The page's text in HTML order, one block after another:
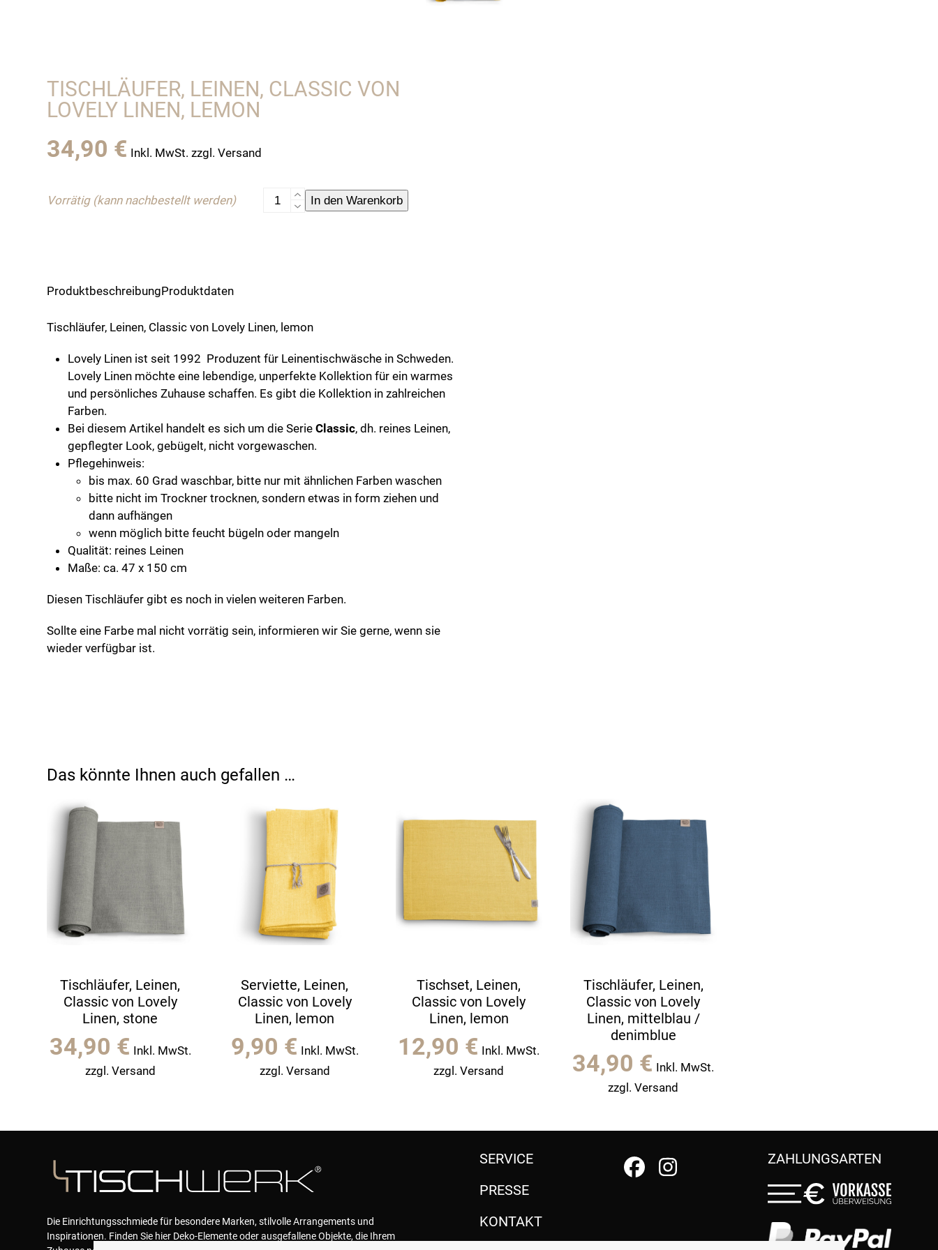
TISCHLÄUFER, LEINEN, CLASSIC VON
LOVELY LINEN, LEMON
34,90 € Inkl. MwSt. zzgl. Versand
Vorrätig (kann nachbestellt werden)
Tischläufer,
Leinen,
In den Warenkorb
ProduktbeschreibungProduktdaten
Tischläufer, Leinen, Classic von Lovely Linen, lemon
Lovely Linen ist seit 1992 Produzent für Leinentischwäsche in Schweden.
Lovely Linen möchte eine lebendige, unperfekte Kollektion für ein warmes
und persönliches Zuhause schaffen. Es gibt die Kollektion in zahlreichen
Farben.
Bei diesem Artikel handelt es sich um die SerieClassic, dh. reines Leinen,
gepflegter Look, gebügelt, nicht vorgewaschen.
Pflegehinweis:
bis max. 60 Grad waschbar, bitte nur mit ähnlichen Farben waschen
bitte nicht im Trockner trocknen, sondern etwas in form ziehen und
dann aufhängen
wenn möglich bitte feucht bügeln oder mangeln
Qualität: reines Leinen
Maße: ca. 47 x 150 cm
Diesen Tischläufer gibt es noch in vielen weiteren Farben.
Sollte eine Farbe mal nicht vorrätig sein, informieren wir Sie gerne, wenn sie
wieder verfügbar ist.
Das könnte Ihnen auch gefallen …
Tischläufer, Leinen,
Classic von Lovely
Linen, stone
34,90 € Inkl. MwSt.
zzgl. Versand
Serviette, Leinen,
Classic von Lovely
Linen, lemon
9,90 € Inkl. MwSt.
zzgl. Versand
Tischset, Leinen,
Classic von Lovely
Linen, lemon
12,90 € Inkl. MwSt.
zzgl. Versand
Tischläufer, Leinen,
Classic von Lovely
Linen, mittelblau /
denimblue
34,90 € Inkl. MwSt.
zzgl. Versand
Die Einrichtungsschmiede für besondere Marken, stilvolle Arrangements und
Inspirationen. Finden Sie hier Deko-Elemente oder ausgefallene Objekte, die Ihrem
SERVICE
PRESSE
KONTAKT
ZAHLUNGSARTEN